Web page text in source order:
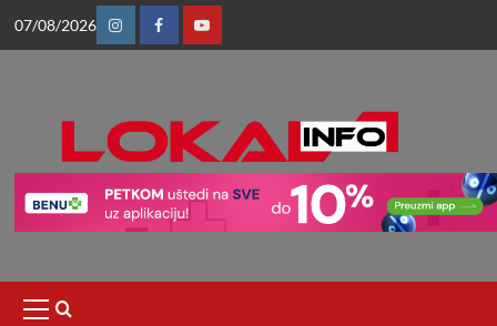
07/08/2026
InstagramFacebookYoutube
Menu